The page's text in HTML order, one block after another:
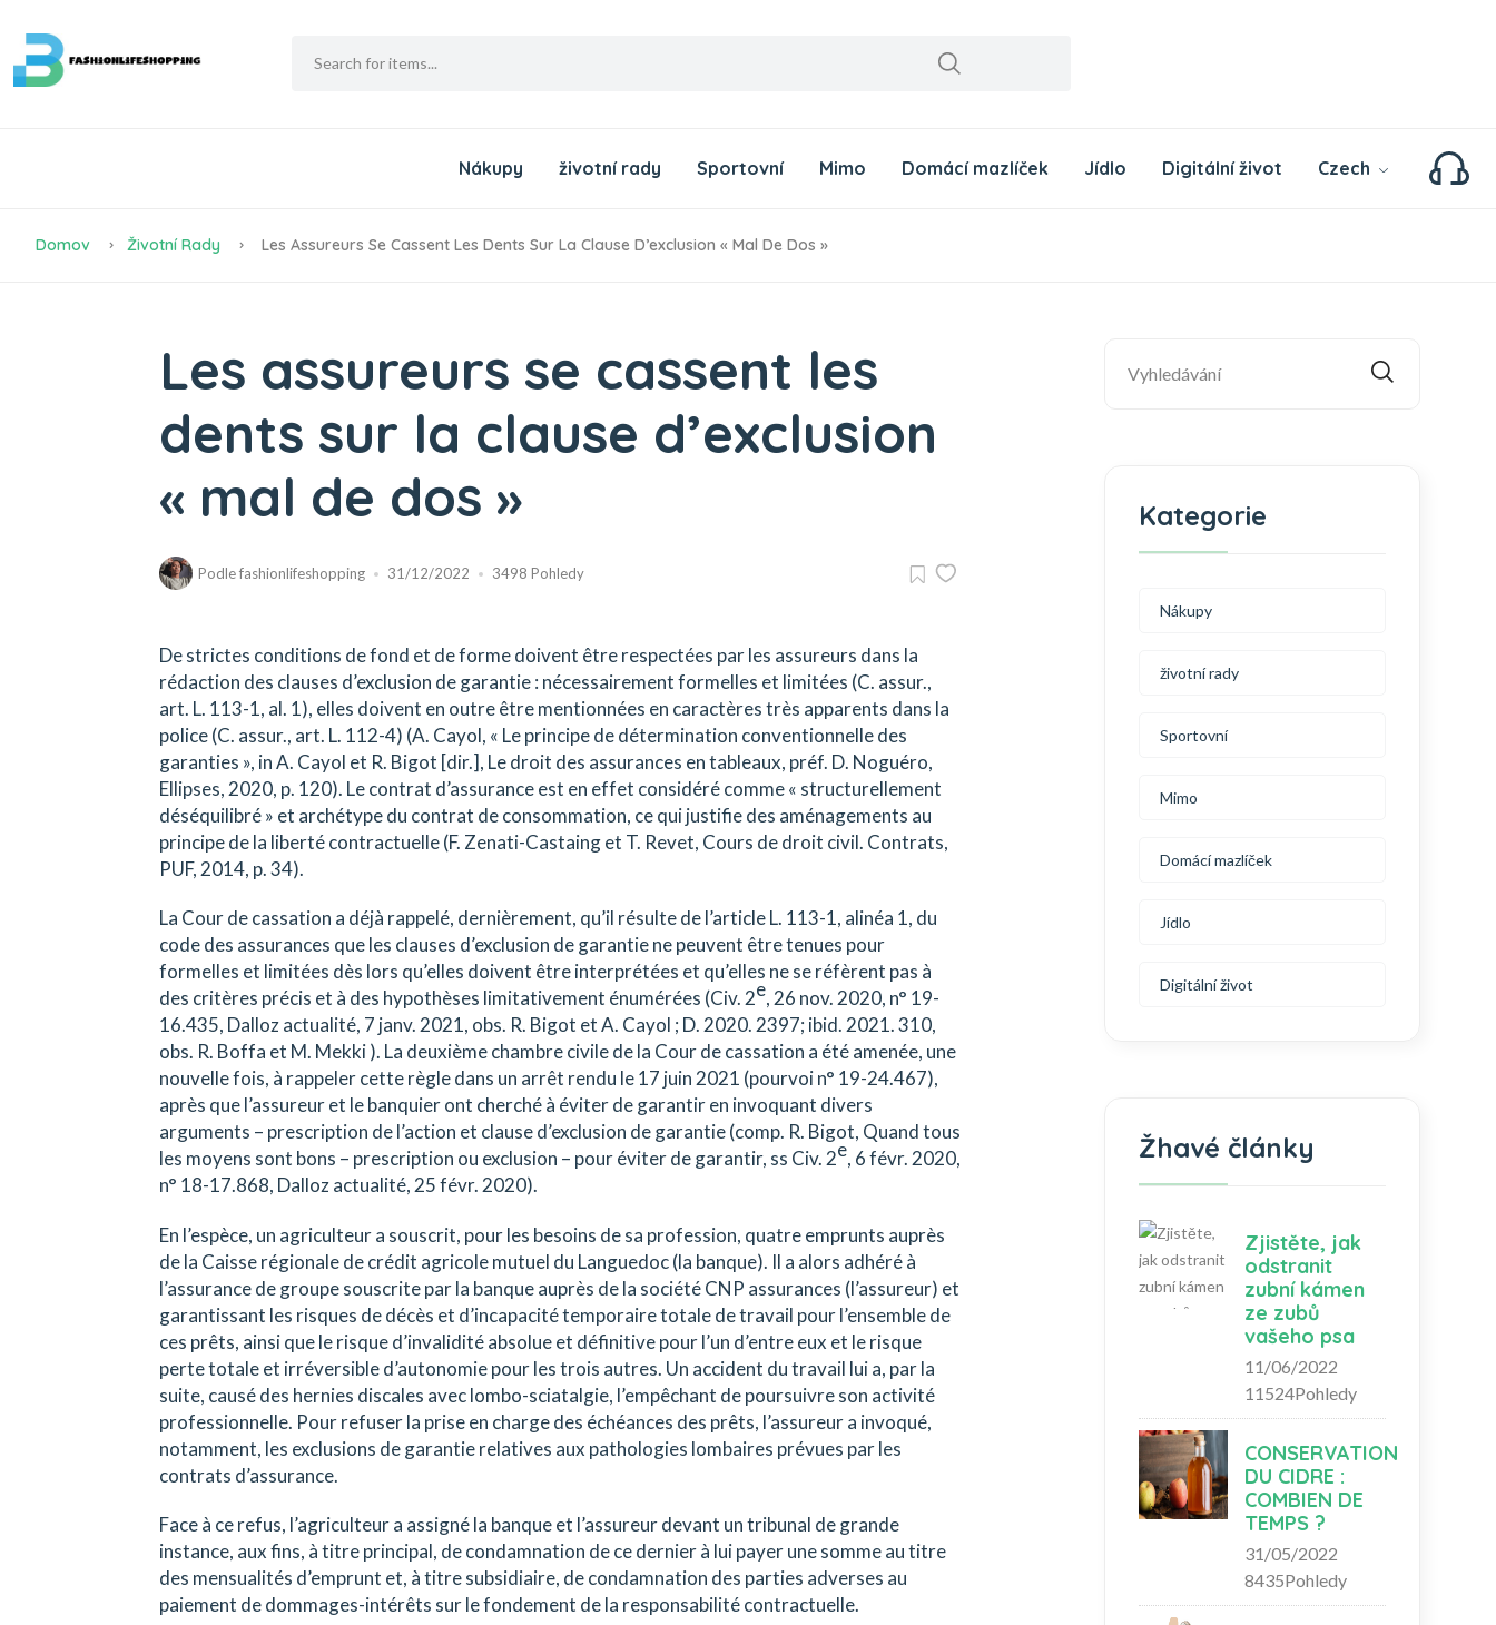
Nákupy životní rady Sportovní Mimo Domácí mazlíček Jídlo Digitální život Czech
Domov Životní Rady Les Assureurs Se Cassent Les Dents Sur La Clause D’exclusion « Mal De Dos »
Les assureurs se cassent les
dents sur la clause d’exclusion
« mal de dos »
Podlefashionlifeshopping 31/12/2022 3498 Pohledy
De strictes conditions de fond et de forme doivent être respectées par les assureurs dans la
rédaction des clauses d’exclusion de garantie : nécessairement formelles et limitées (C. assur.,
art. L. 113-1, al. 1), elles doivent en outre être mentionnées en caractères très apparents dans la
police (C. assur., art. L. 112-4) (A. Cayol, « Le principe de détermination conventionnelle des
garanties », in A. Cayol et R. Bigot [dir.], Le droit des assurances en tableaux, préf. D. Noguéro,
Ellipses, 2020, p. 120). Le contrat d’assurance est en effet considéré comme « structurellement
déséquilibré » et archétype du contrat de consommation, ce qui justifie des aménagements au
principe de la liberté contractuelle (F. Zenati-Castaing et T. Revet, Cours de droit civil. Contrats,
PUF, 2014, p. 34).
La Cour de cassation a déjà rappelé, dernièrement, qu’il résulte de l’article L. 113-1, alinéa 1, du
code des assurances que les clauses d’exclusion de garantie ne peuvent être tenues pour
formelles et limitées dès lors qu’elles doivent être interprétées et qu’elles ne se réfèrent pas à
des critères précis et à des hypothèses limitativement énumérées (Civ. 2e, 26 nov. 2020, n° 19-
16.435, Dalloz actualité, 7 janv. 2021, obs. R. Bigot et A. Cayol ; D. 2020. 2397; ibid. 2021. 310,
obs. R. Boffa et M. Mekki ). La deuxième chambre civile de la Cour de cassation a été amenée, une
nouvelle fois, à rappeler cette règle dans un arrêt rendu le 17 juin 2021 (pourvoi n° 19-24.467),
après que l’assureur et le banquier ont cherché à éviter de garantir en invoquant divers
arguments – prescription de l’action et clause d’exclusion de garantie (comp. R. Bigot, Quand tous
les moyens sont bons – prescription ou exclusion – pour éviter de garantir, ss Civ. 2e, 6 févr. 2020,
n° 18-17.868, Dalloz actualité, 25 févr. 2020).
En l’espèce, un agriculteur a souscrit, pour les besoins de sa profession, quatre emprunts auprès
de la Caisse régionale de crédit agricole mutuel du Languedoc (la banque). Il a alors adhéré à
l’assurance de groupe souscrite par la banque auprès de la société CNP assurances (l’assureur) et
garantissant les risques de décès et d’incapacité temporaire totale de travail pour l’ensemble de
ces prêts, ainsi que le risque d’invalidité absolue et définitive pour l’un d’entre eux et le risque
perte totale et irréversible d’autonomie pour les trois autres. Un accident du travail lui a, par la
suite, causé des hernies discales avec lombo-sciatalgie, l’empêchant de poursuivre son activité
professionnelle. Pour refuser la prise en charge des échéances des prêts, l’assureur a invoqué,
notamment, les exclusions de garantie relatives aux pathologies lombaires prévues par les
contrats d’assurance.
Face à ce refus, l’agriculteur a assigné la banque et l’assureur devant un tribunal de grande
instance, aux fins, à titre principal, de condamnation de ce dernier à lui payer une somme au titre
des mensualités d’emprunt et, à titre subsidiaire, de condamnation des parties adverses au
paiement de dommages-intérêts sur le fondement de la responsabilité contractuelle.
Kategorie
Nákupy
životní rady
Sportovní
Mimo
Domácí mazlíček
Jídlo
Digitální život
Žhavé články
Zjistěte, jak
odstranit
zubní kámen
ze zubů
vašeho psa
11/06/2022
11524Pohledy
CONSERVATION
DU CIDRE :
COMBIEN DE
TEMPS ?
31/05/2022
8435Pohledy